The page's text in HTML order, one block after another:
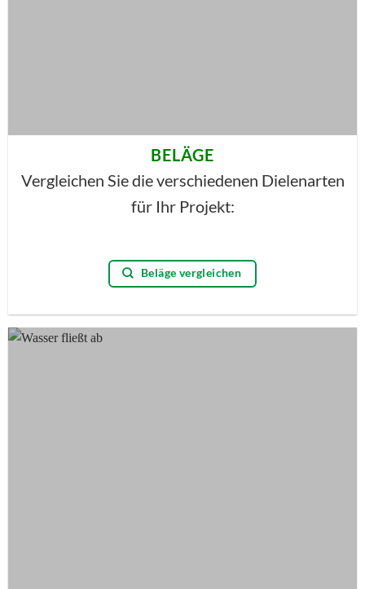
BELÄGE
Vergleichen Sie die verschiedenen Dielenarten
für Ihr Projekt:
Beläge vergleichen